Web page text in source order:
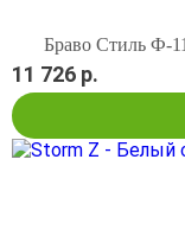
Браво Стиль Ф-
11 726 р.